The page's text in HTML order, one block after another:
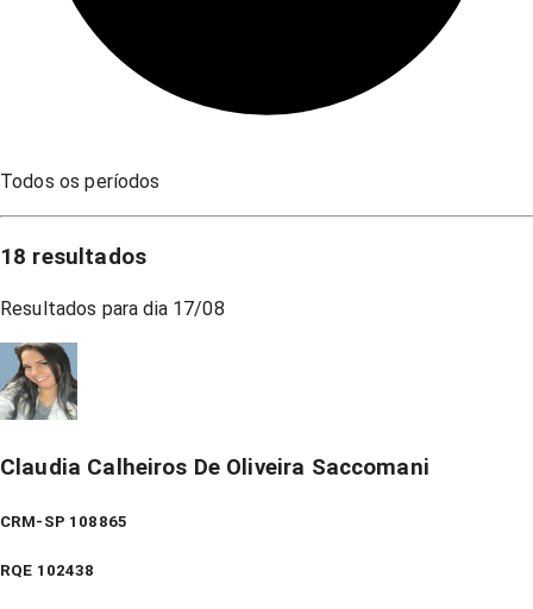
Todos os períodos
18 resultados
Resultados para dia 17/08
Claudia Calheiros De Oliveira Saccomani
CRM-SP 108865
RQE 102438